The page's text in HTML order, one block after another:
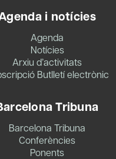
i notícies
Agenda
Notícies
Arxiu d’activitats
Butlletí electrònic
Tribuna
Barcelona Tribuna
Conferències
Ponents